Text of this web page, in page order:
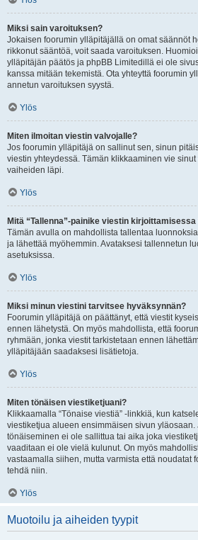
Miksi sain varoituksen?
Jokaisen foorumin ylläpitäjällä on omat säännöt
rikkonut sääntöä, voit saada varoituksen.
ylläpitäjän päätös ja phpBB Limitedillä ei ole
kanssa mitään tekemistä. Ota yhteyttä foorumin
annetun varoituksen syystä.
Ylös
Miten ilmoitan viestin valvojalle?
Jos foorumin ylläpitäjä on sallinut sen, sinun
viestin yhteydessä. Tämän klikkaaminen vie
vaiheiden läpi.
Ylös
Mitä “Tallenna”-painike viestin
Tämän avulla on mahdollista tallentaa
ja lähettää myöhemmin. Avataksesi tallennetun
asetuksissa.
Ylös
Miksi minun viestini tarvitsee hyväksynnän?
Foorumin ylläpitäjä on päättänyt, että viestit
ennen lähetystä. On myös mahdollista, että
ryhmään, jonka viestit tarkistetaan ennen
ylläpitäjään saadaksesi lisätietoja.
Ylös
Miten tönäisen viestiketjuani?
Klikkaamalla “Tönaise viestiä” -linkkiä, kun
viestiketjua alueen ensimmäisen sivun yläosaan.
tönäiseminen ei ole sallittua tai aika joka
vaaditaan ei ole vielä kulunut. On myös
vastaamalla siihen, mutta varmista että noudatat
tehdä niin.
Ylös
Muotoilu ja aiheiden tyypit